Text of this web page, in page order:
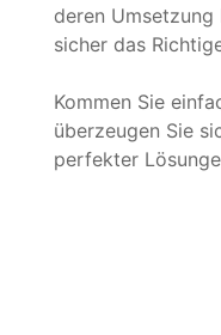
deren
sicher das
Kommen Sie
überzeugen Sie
perfekter